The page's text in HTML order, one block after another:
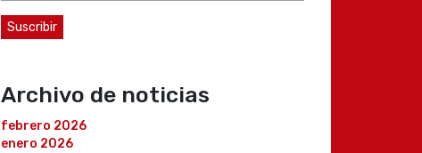
Archivo de noticias
febrero 2026
enero 2026